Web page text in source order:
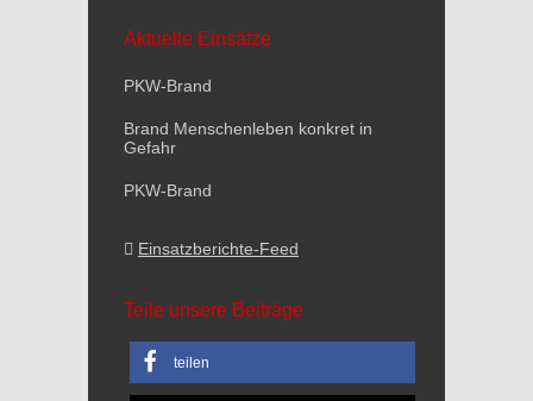
Aktuelle Einsätze
PKW-Brand
Brand Menschenleben konkret in
Gefahr
PKW-Brand
Einsatzberichte-Feed
Teile unsere Beiträge
teilen